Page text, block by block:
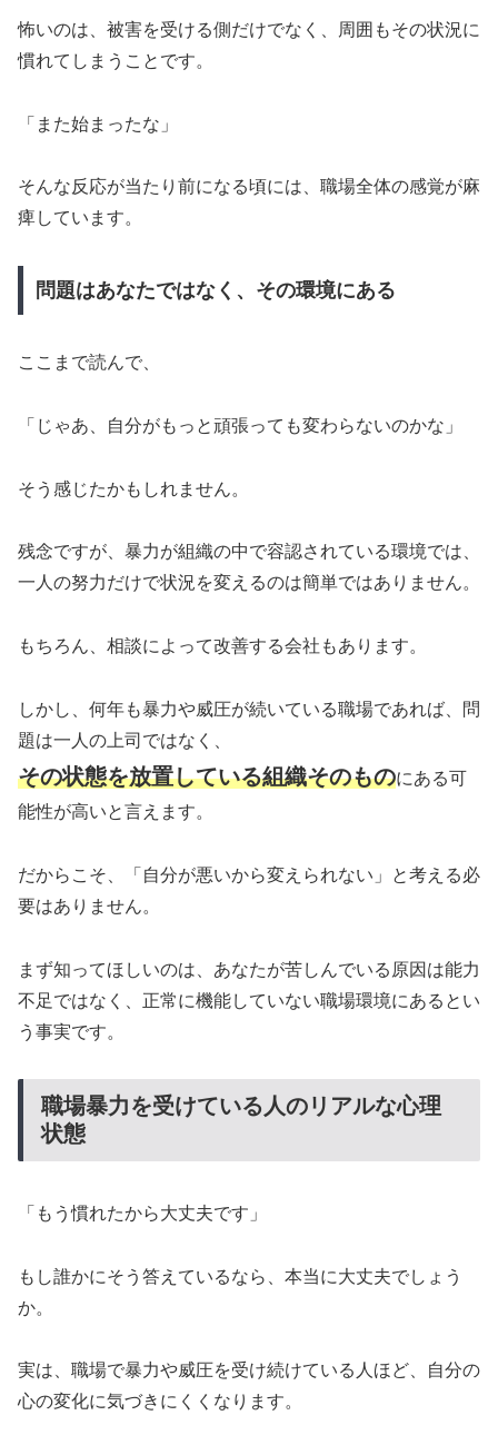
怖いのは、被害を受ける側だけでなく、周囲もその状況に
慣れてしまうことです。
「また始まったな」
そんな反応が当たり前になる頃には、職場全体の感覚が麻
痺しています。
問題はあなたではなく、その環境にある
ここまで読んで、
「じゃあ、自分がもっと頑張っても変わらないのかな」
そう感じたかもしれません。
残念ですが、暴力が組織の中で容認されている環境では、
一人の努力だけで状況を変えるのは簡単ではありません。
もちろん、相談によって改善する会社もあります。
しかし、何年も暴力や威圧が続いている職場であれば、問
題は一人の上司ではなく、
その状態を放置している組織そのものにある可
能性が高いと言えます。
だからこそ、「自分が悪いから変えられない」と考える必
要はありません。
まず知ってほしいのは、あなたが苦しんでいる原因は能力
不足ではなく、正常に機能していない職場環境にあるとい
う事実です。
職場暴力を受けている人のリアルな心理
状態
「もう慣れたから大丈夫です」
もし誰かにそう答えているなら、本当に大丈夫でしょう
か。
実は、職場で暴力や威圧を受け続けている人ほど、自分の
心の変化に気づきにくくなります。